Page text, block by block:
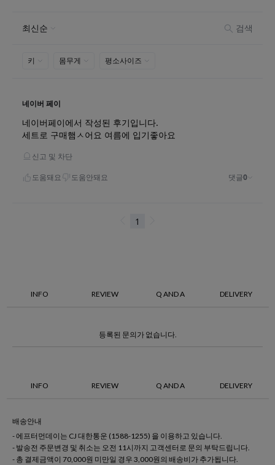
INFO REVIEW Q AND A DELIVERY
등록된 문의가 없습니다.
INFO REVIEW Q AND A DELIVERY
배송안내
- 에프터먼데이는 CJ 대한통운 (1588-1255) 을 이용하고 있습니다.
- 발송전 주문변경 및 취소는 오전 11시까지 고객센터로 문의 부탁드립니다.
- 총 결제금액이 70,000원 미만일 경우 3,000원의 배송비가 추가됩니다.